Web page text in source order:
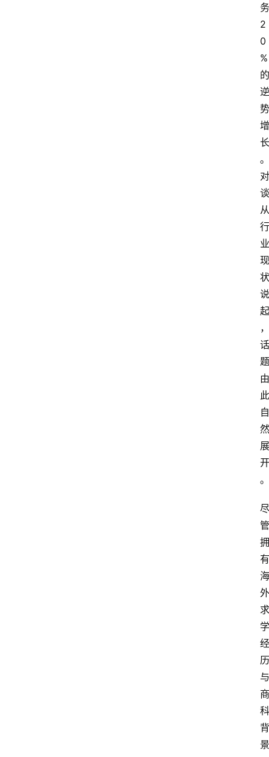
务
2
0
%
的
逆
势
增
长
。
对
谈
从
行
业
现
状
说
起
，
话
题
由
此
自
然
展
开
。
尽
管
拥
有
海
外
求
学
经
历
与
商
科
背
景